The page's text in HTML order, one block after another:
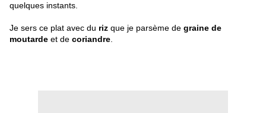
quelques instants.
Je sers ce plat avec du riz que je parsème de graine de
moutarde et de coriandre